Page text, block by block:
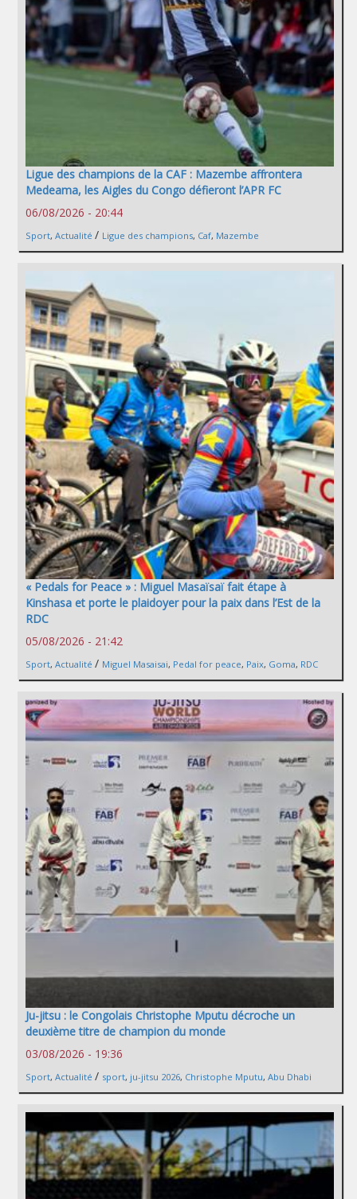
Ligue des champions de la CAF : Mazembe affrontera
Medeama, les Aigles du Congo défieront l’APR FC
06/08/2026 - 20:44
Sport, Actualité / Ligue des champions, Caf, Mazembe
« Pedals for Peace » : Miguel Masaïsaï fait étape à
Kinshasa et porte le plaidoyer pour la paix dans l’Est de la
RDC
05/08/2026 - 21:42
Sport, Actualité / Miguel Masaisai, Pedal for peace, Paix, Goma, RDC
Ju-jitsu : le Congolais Christophe Mputu décroche un
deuxième titre de champion du monde
03/08/2026 - 19:36
Sport, Actualité / sport, ju-jitsu 2026, Christophe Mputu, Abu Dhabi